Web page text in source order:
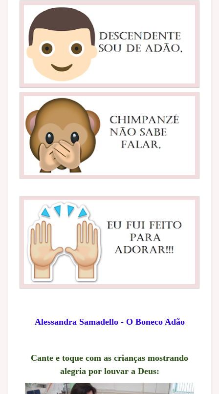
Alessandra Samadello - O Boneco Adão
Cante e toque com as crianças mostrando
alegria por louvar a Deus: